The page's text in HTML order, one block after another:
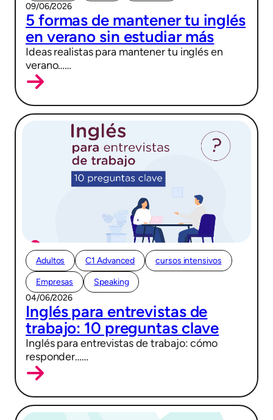
09/06/2026
5 formas de mantener tu inglés
en verano sin estudiar más
Ideas realistas para mantener tu inglés en
verano……
Adultos C1 Advanced cursos intensivos
Empresas
Speaking
04/06/2026
Inglés para entrevistas de
trabajo: 10 preguntas clave
Inglés para entrevistas de trabajo: cómo
responder……